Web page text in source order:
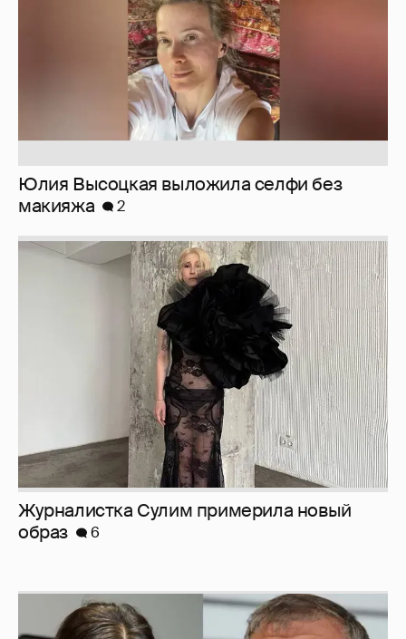
Юлия Высоцкая выложила селфи без
макияжа
2
Журналистка Сулим примерила новый
образ
6